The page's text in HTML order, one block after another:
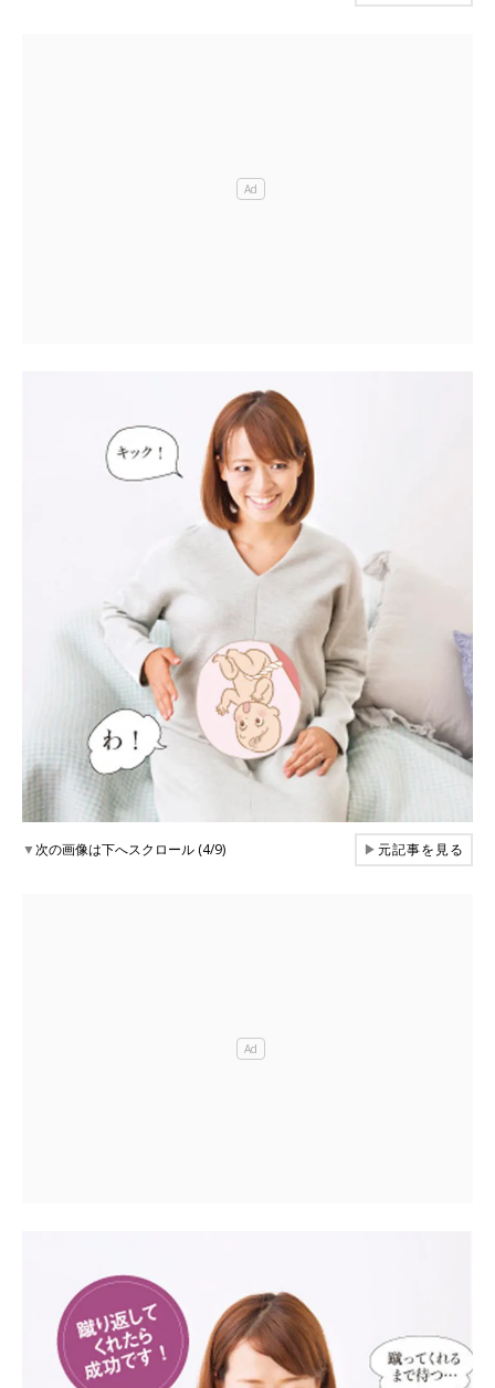
▼次の画像は下へスクロール (4/9) ▶元記事を見る